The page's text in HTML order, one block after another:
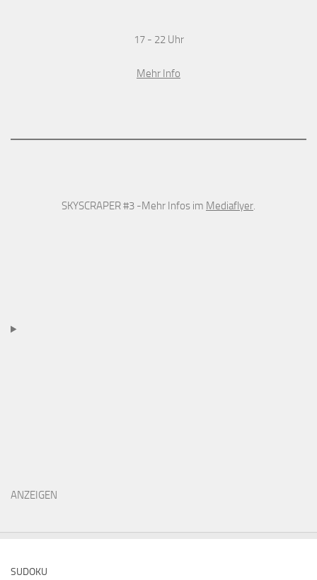
17 - 22 Uhr
Mehr Info
SKYSCRAPER #3 -Mehr Infos im Mediaflyer.
ANZEIGEN
SUDOKU